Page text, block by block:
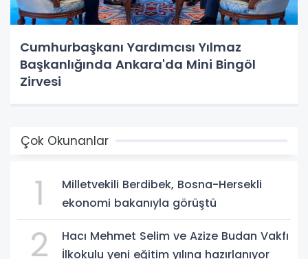
Cumhurbaşkanı Yardımcısı Yılmaz
Başkanlığında Ankara'da Mini Bingöl
Zirvesi
Çok Okunanlar
1
Milletvekili Berdibek, Bosna-Hersekli
ekonomi bakanıyla görüştü
2
Hacı Mehmet Selim ve Azize Budan Vakfı
İlkokulu yeni eğitim yılına hazırlanıyor